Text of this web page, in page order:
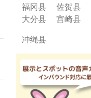
福冈县
佐贺县
大分县
宫崎县
冲绳县